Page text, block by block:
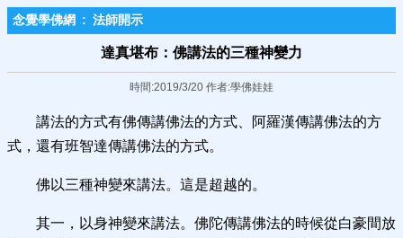
念覺學佛網 : 法師開示
達真堪布：佛講法的三種神變力
時間:2019/3/20 作者:學佛娃娃
講法的方式有佛傳講佛法的方式、阿羅漢傳講佛法的方
式，還有班智達傳講佛法的方式。
佛以三種神變來講法。這是超越的。
其一，以身神變來講法。佛陀傳講佛法的時候從白豪間放